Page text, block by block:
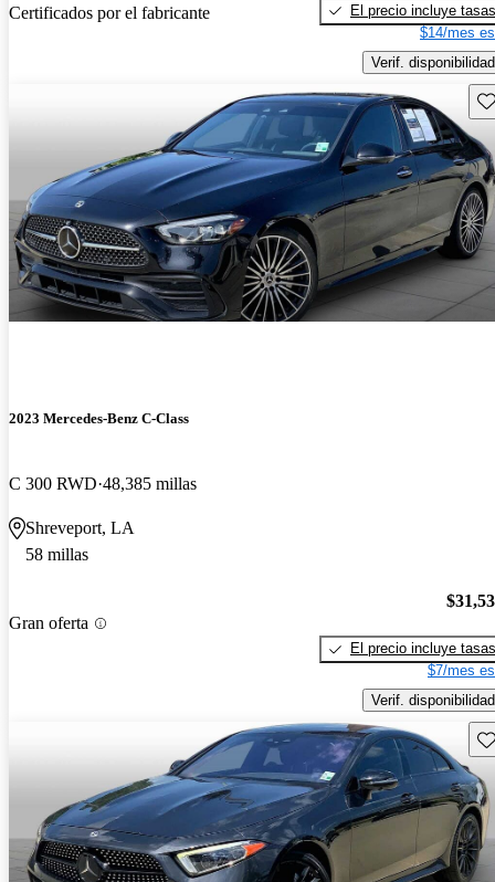
Certificados por el fabricante
El precio incluye tasas
$14/mes
Verif. disponibilidad
2023 Mercedes-Benz C-Class
C 300 RWD 48,385 millas
Shreveport, LA
58 millas
Gran oferta
El precio incluye tasas
$7/mes
Verif. disponibilidad